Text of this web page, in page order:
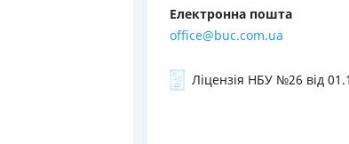
Електронна пошта
office@buc.com.ua
Ліцензія НБУ №26 від